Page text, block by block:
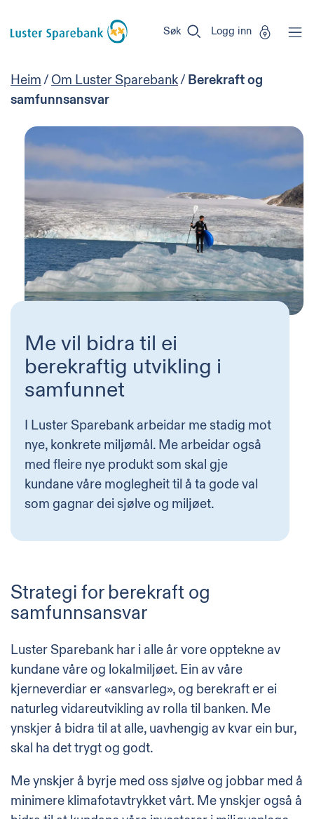
Sparebank
Søk Logg inn
Heim/ Om Luster Sparebank/ Berekraft og
samfunnsansvar
Me vil bidra til ei
berekraftig utvikling i
samfunnet
I Luster Sparebank arbeidar me stadig mot
nye, konkrete miljømål. Me arbeidar også
med fleire nye produkt som skal gje
kundane våre moglegheit til å ta gode val
som gagnar dei sjølve og miljøet.
Strategi for berekraft og
samfunnsansvar
Luster Sparebank har i alle år vore opptekne av
kundane våre og lokalmiljøet. Ein av våre
kjerneverdiar er «ansvarleg», og berekraft er ei
naturleg vidareutvikling av rolla til banken. Me
ynskjer å bidra til at alle, uavhengig av kvar ein bur,
skal ha det trygt og godt.
Me ynskjer å byrje med oss sjølve og jobbar med å
minimere klimafotavtrykket vårt. Me ynskjer også å
er
Miljøfyrtårn-